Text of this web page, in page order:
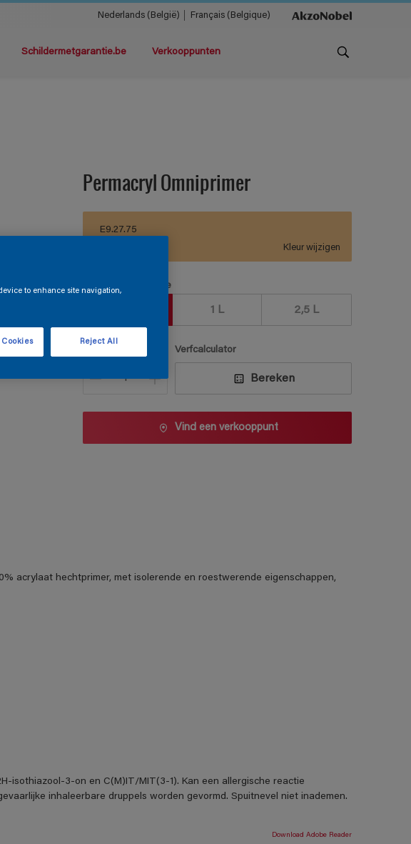
Nederlands (België) Français (Belgique)
Schildermetgarantie.be Verkooppunten
Permacryl Omniprimer
E9.27.75
Kleur wijzigen
Verpakkingsgrootte
1 L 2,5 L
Verfcalculator
Bereken
Vind een verkooppunt
acrylaat hechtprimer, met isolerende en roestwerende eigenschappen,
isothiazool-3-on en C(M)IT/MIT(3-1). Kan een allergische reactie
inhaleerbare druppels worden gevormd. Spuitnevel niet inademen.
Download Adobe Reader
to enhance site navigation,
Reject All